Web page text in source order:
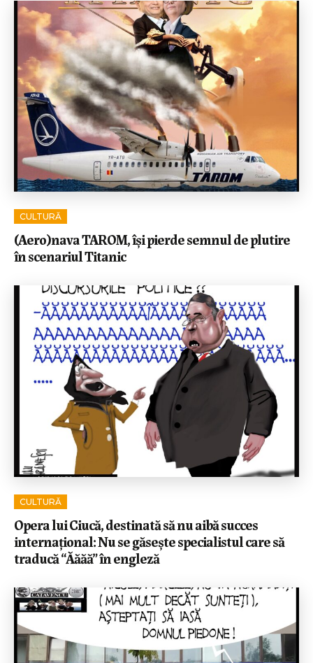
CULTURĂ
(Aero)nava TAROM, își pierde semnul de plutire
în scenariul Titanic
CULTURĂ
Opera lui Ciucă, destinată să nu aibă succes
internațional: Nu se găsește specialistul care să
traducă “Ăăăă” în engleză